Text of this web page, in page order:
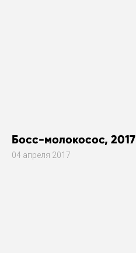
Босс-молокосос, 2017
04 апреля 2017